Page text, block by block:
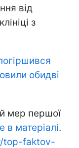
від
з
обидві
мер першої
в матеріалі.
top-faktov-